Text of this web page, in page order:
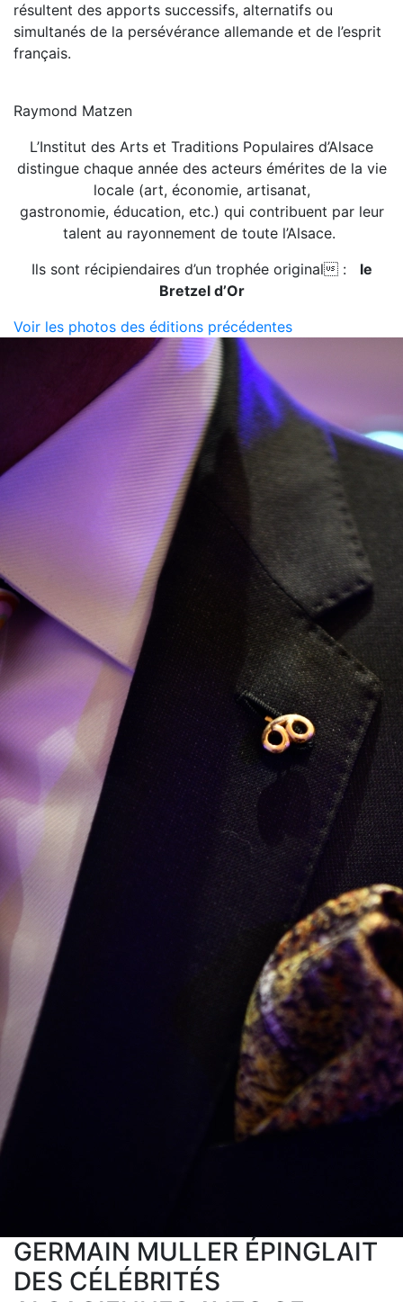
résultent des apports successifs, alternatifs ou
simultanés de la persévérance allemande et de l’esprit
français.
Raymond Matzen
L’Institut des Arts et Traditions Populaires d’Alsace
distingue chaque année des acteurs émérites de la vie
locale (art, économie, artisanat,
gastronomie, éducation, etc.) qui contribuent par leur
talent au rayonnement de toute l’Alsace.
Ils sont récipiendaires d’un trophée original : le
Bretzel d’Or
Voir les photos des éditions précédentes
GERMAIN MULLER ÉPINGLAIT
DES CÉLÉBRITÉS